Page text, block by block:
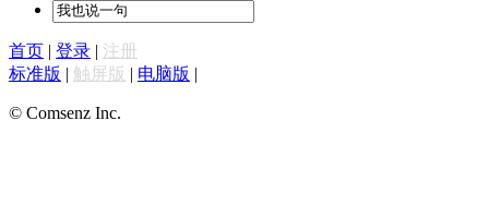
首页 | 登录 | 注册
标准版 | 触屏版 | 电脑版 |
© Comsenz Inc.